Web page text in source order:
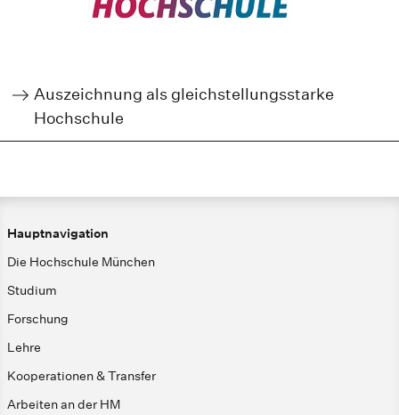
Auszeichnung als gleichstellungsstarke
Hochschule
Hauptnavigation
Die Hochschule München
Studium
Forschung
Lehre
Kooperationen & Transfer
Arbeiten an der HM